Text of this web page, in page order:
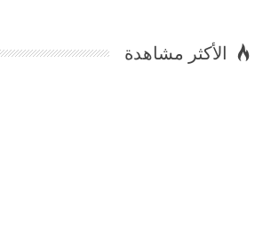
الأكثر مشاهدة